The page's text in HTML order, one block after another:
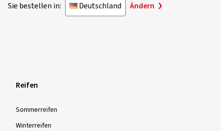
Sie bestellen in: Deutschland Ändern
Reifen
Sommer­reifen
Winter­reifen